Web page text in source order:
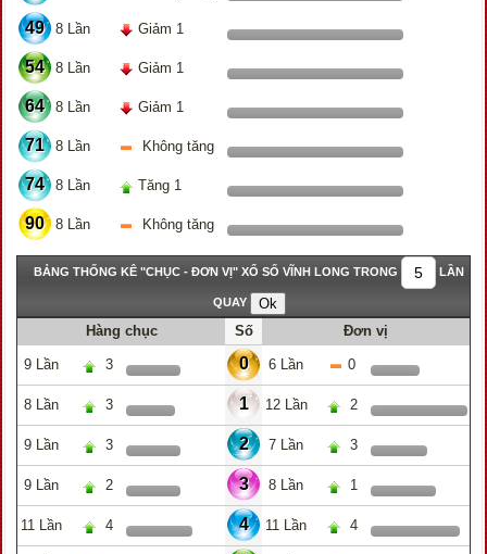
49 8 Lần Giảm 1
54 8 Lần Giảm 1
64 8 Lần Giảm 1
71 8 Lần Không tăng
74 8 Lần Tăng 1
90 8 Lần Không tăng
BẢNG THỐNG KÊ "CHỤC - ĐƠN VỊ" XỔ SỐ VĨNH LONG TRONG LẦN
QUAY
Hàng chục Số Đơn vị
9 Lần 3 0 6 Lần 0
8 Lần 3 1 12 Lần 2
9 Lần 3 2 7 Lần 3
9 Lần 2 3 8 Lần 1
11 Lần 4 4 11 Lần 4